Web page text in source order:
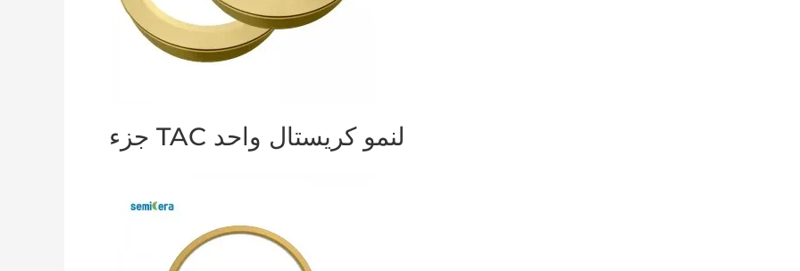
جزء TAC لنمو كريستال واحد